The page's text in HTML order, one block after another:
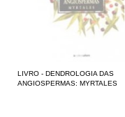
LIVRO - DENDROLOGIA DAS
ANGIOSPERMAS: MYRTALES